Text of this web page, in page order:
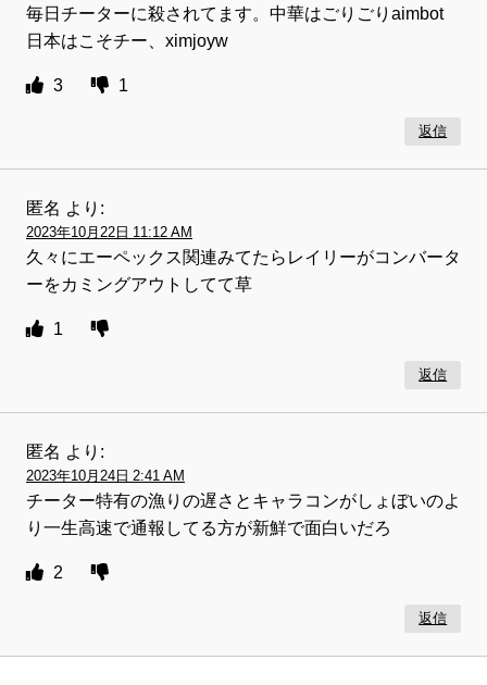
毎日チーターに殺されてます。中華はごりごりaimbot
日本はこそチー、ximjoyw
3 1
返信
匿名 より:
2023年10月22日 11:12 AM
久々にエーペックス関連みてたらレイリーがコンバータ
ーをカミングアウトしてて草
1
返信
匿名 より:
2023年10月24日 2:41 AM
チーター特有の漁りの遅さとキャラコンがしょぼいのよ
り一生高速で通報してる方が新鮮で面白いだろ
2
返信